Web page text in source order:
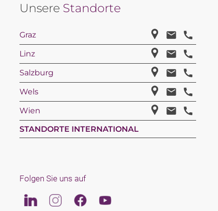
Unsere Standorte
Graz
Linz
Salzburg
Wels
Wien
STANDORTE INTERNATIONAL
Folgen Sie uns auf
LinkedinInstagramFacebookYoutube